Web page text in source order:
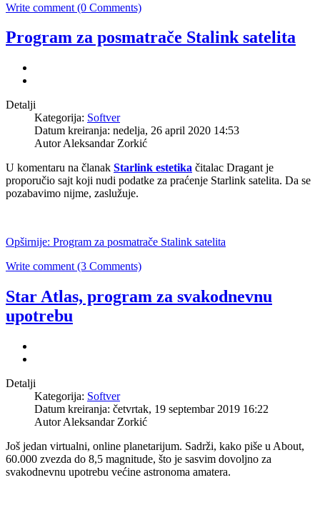
Write comment (0 Comments)
Program za posmatrače Stalink satelita
Detalji
Kategorija: Softver
Datum kreiranja: nedelja, 26 april 2020 14:53
Autor Aleksandar Zorkić
U komentaru na članak Starlink estetika čitalac Dragant je
proporučio sajt koji nudi podatke za praćenje Starlink satelita. Da se
pozabavimo nijme, zaslužuje.
Opširnije: Program za posmatrače Stalink satelita
Write comment (3 Comments)
Star Atlas, program za svakodnevnu
upotrebu
Detalji
Kategorija: Softver
Datum kreiranja: četvrtak, 19 septembar 2019 16:22
Autor Aleksandar Zorkić
Još jedan virtualni, online planetarijum. Sadrži, kako piše u About,
60.000 zvezda do 8,5 magnitude, što je sasvim dovoljno za
svakodnevnu upotrebu većine astronoma amatera.